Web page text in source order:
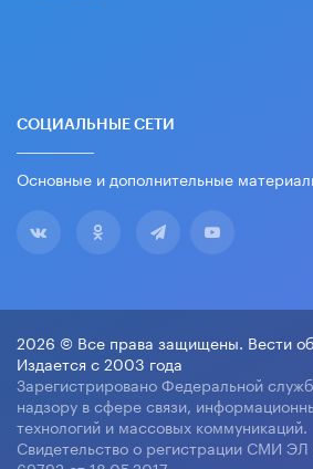
СОЦИАЛЬНЫЕ СЕТИ
Основные и дополнительные
2026 © Все права защищены. Вести
Издается с 2003 года
Зарегистрировано Федеральной
надзору в сфере связи,
технологий и массовых коммуникаций.
Свидетельство о регистрации СМИ